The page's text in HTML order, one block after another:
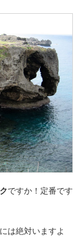
ですか！定番です
は絶対いますよ